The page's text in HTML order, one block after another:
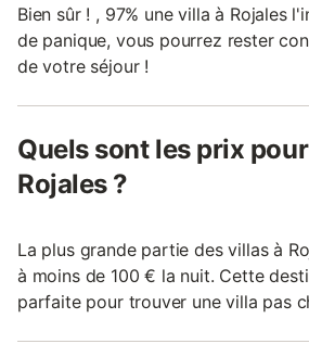
Bien sûr ! , 97% une villa à Rojales
de panique, vous pourrez rester
de votre séjour !
Quels sont les prix
Rojales ?
La plus grande partie des villas à
à moins de 100 € la nuit. Cette
parfaite pour trouver une villa pas